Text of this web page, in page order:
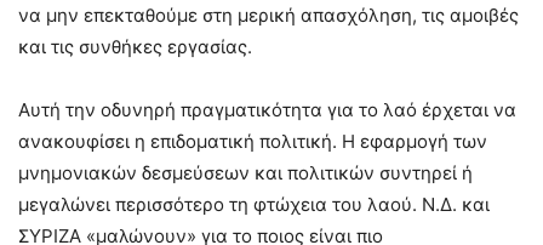
να μην επεκταθούμε στη μερική απασχόληση, τις αμοιβές
και τις συνθήκες εργασίας.
Αυτή την οδυνηρή πραγματικότητα για το λαό έρχεται να
ανακουφίσει η επιδοματική πολιτική. Η εφαρμογή των
μνημονιακών δεσμεύσεων και πολιτικών συντηρεί ή
μεγαλώνει περισσότερο τη φτώχεια του λαού. Ν.Δ. και
ΣΥΡΙΖΑ «μαλώνουν» για το ποιος είναι πιο